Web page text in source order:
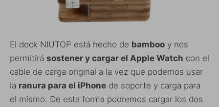
El dock NIUTOP está hecho de bamboo y nos
permitirá sostener y cargar el Apple Watch con el
cable de carga original a la vez que podemos usar
la ranura para el iPhone de soporte y carga para
el mismo. De esta forma podremos cargar los dos